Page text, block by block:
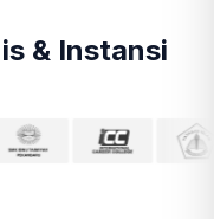
& Instansi